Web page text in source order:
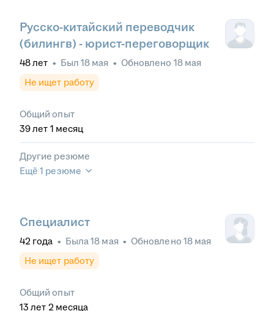
Русско-китайский переводчик
(билингв) - юрист-переговорщик
48лет • Был 18 мая • Обновлено 18 мая
Не ищет работу
Общий опыт
39лет 1 месяц
Другие резюме
Ещё 1 резюме
Специалист
42 года • Была18 мая • Обновлено 18 мая
Не ищет работу
Общий опыт
13 лет 2 месяца